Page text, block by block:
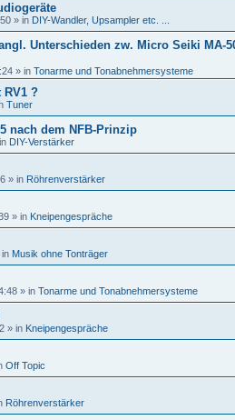
» in DIY-Wandler, Upsampler etc. ...
Unterschieden zw. Micro Seiki MA-
» in Tonarme und Tonabnehmersysteme
RV1 ?
Tuner
nach dem NFB-Prinzip
DIY-Verstärker
» in Röhrenverstärker
» in Kneipengespräche
in Musik ohne Tonträger
» in Tonarme und Tonabnehmersysteme
» in Kneipengespräche
Off Topic
Röhrenverstärker